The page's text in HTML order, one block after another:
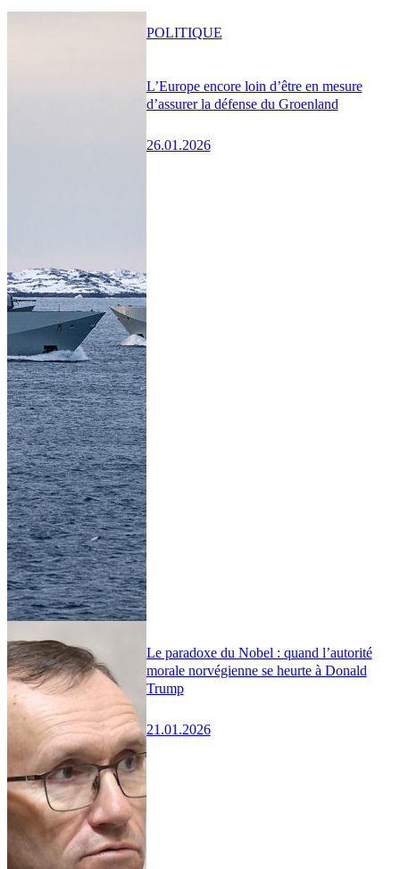
L’Europe encore loin d’être en mesure
d’assurer la défense du Groenland
26.01.2026
POLITIQUE
Le paradoxe du Nobel : quand l’autorité
morale norvégienne se heurte à Donald
Trump
21.01.2026